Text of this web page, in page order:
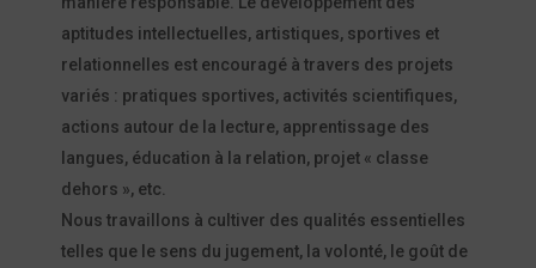
aptitudes intellectuelles, artistiques, sportives et
relationnelles est encouragé à travers des projets
variés : pratiques sportives, activités scientifiques,
actions autour de la lecture, apprentissage des
langues, éducation à la relation, projet « classe
dehors », etc.
Nous travaillons à cultiver des qualités essentielles
telles que le sens du jugement, la volonté, le goût de